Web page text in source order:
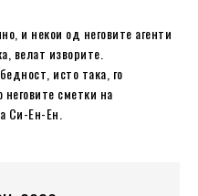
и некои од неговите агенти
велат изворите.
исто така, го
сметки на
Си-Ен-Ен.